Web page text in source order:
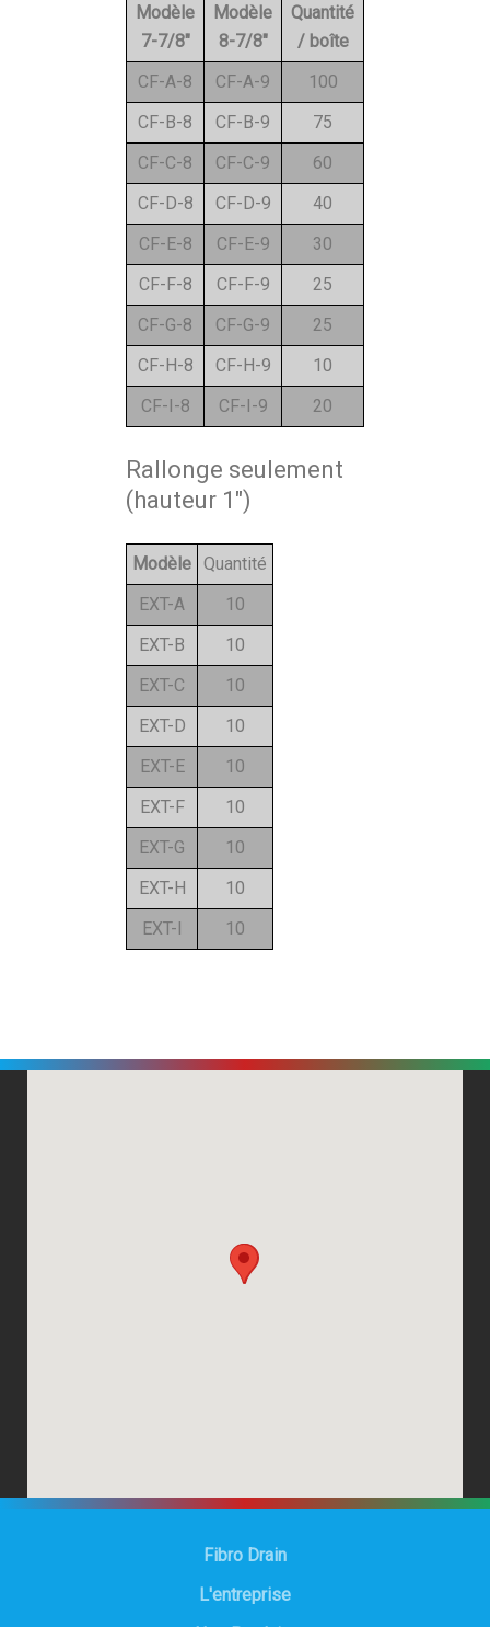
Modèle
7-7/8"
Modèle
8-7/8"
Quantité
/ boîte
CF-A-8
CF-A-9
100
CF-B-8
CF-B-9
75
CF-C-8
CF-C-9
60
CF-D-8
CF-D-9
40
CF-E-8
CF-E-9
30
CF-F-8
CF-F-9
25
CF-G-8
CF-G-9
25
CF-H-8
CF-H-9
10
CF-I-8
CF-I-9 20
Rallonge seulement
(hauteur 1")
Modèle Quantité
EXT-A
10
EXT-B
10
EXT-C
10
EXT-D
10
EXT-E
10
EXT-F
10
EXT-G
10
EXT-H
10
EXT-I
10
Fibro Drain
L'entreprise